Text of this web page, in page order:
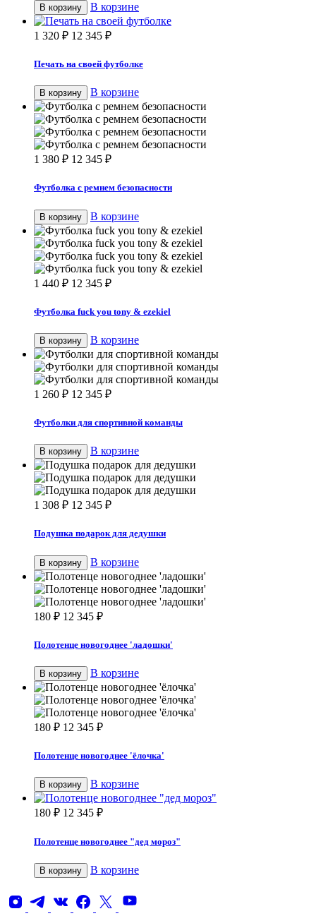
В корзину В корзине
1 320 ₽ 12 345 ₽
Печать на своей футболке
В корзину В корзине
1 380 ₽ 12 345 ₽
Футболка с ремнем безопасности
В корзину В корзине
1 440 ₽ 12 345 ₽
Футболка fuck you tony & ezekiel
В корзину В корзине
1 260 ₽ 12 345 ₽
Футболки для спортивной команды
В корзину В корзине
1 308 ₽ 12 345 ₽
Подушка подарок для дедушки
В корзину В корзине
180 ₽ 12 345 ₽
Полотенце новогоднее 'ладошки'
В корзину В корзине
180 ₽ 12 345 ₽
Полотенце новогоднее 'ёлочка'
В корзину В корзине
180 ₽ 12 345 ₽
Полотенце новогоднее "дед мороз"
В корзину В корзине